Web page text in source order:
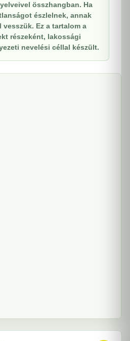
összhangban. Ha
észlelnek, annak
Ez a tartalom a
részeként, lakossági
nevelési céllal készült.